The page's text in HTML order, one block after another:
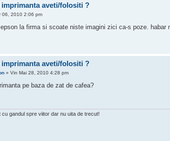
imprimanta aveti/folositi ?
06, 2010 2:06 pm
la firma si scoate niste imagini zici ca-s poze. habar
imprimanta aveti/folositi ?
» Vin Mai 28, 2010 4:28 pm
pe baza de zat de cafea?
gandul spre viitor dar nu uita de trecut!